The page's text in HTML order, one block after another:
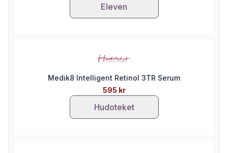
Eleven
Medik8 Intelligent Retinol 3TR Serum
595 kr
Hudoteket